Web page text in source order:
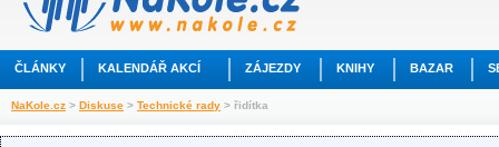
ČLÁNKY KALENDÁŘ AKCÍ ZÁJEZDY KNIHY BAZAR
NaKole.cz > Diskuse > Technické rady > řidítka